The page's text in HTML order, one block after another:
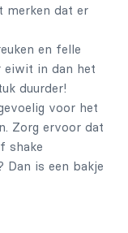
merken dat er
en felle
eiwit in dan het
duurder!
voor het
Zorg ervoor dat
shake
Dan is een bakje